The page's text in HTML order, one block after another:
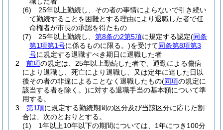
(6)
25年以上勤続し、その者の事情によらないで引き続い
て勤続することを困難とする理由により退職した者で任
命権者が市長の承認を得たもの
(7)
25年以上勤続し、 第8条の2第5項に規定する認定(同条
第1項第1号に係るものに限る。)を受けて同条第8項第3
号に規定する退職すべき期日に退職した者
2
前項の規定は、25年以上勤続した者で、通勤による傷病
により退職し、死亡により退職し、又は定年に達した日以
後その者の非違によることなく退職したもの(同項の規定に
該当する者を除く。)に対する退職手当の基本額について準
用する。
3
第1項に規定する勤続期間の区分及び当該区分に応じた割
合は、次のとおりとする。
(1)
1年以上10年以下の期間については、1年につき100分